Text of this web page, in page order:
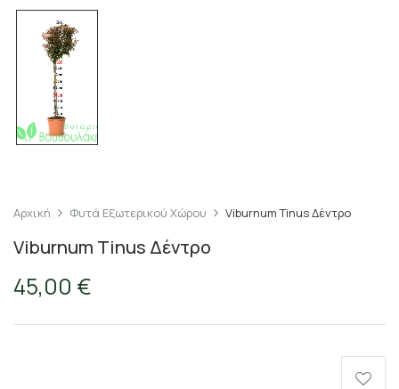
Αρχική Φυτά Εξωτερικού Χώρου Viburnum Tinus Δέντρο
Viburnum Tinus Δέντρο
45,00 €